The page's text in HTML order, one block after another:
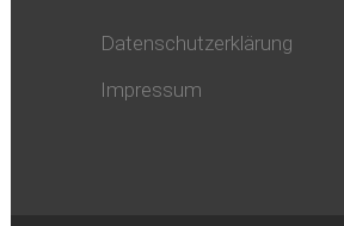
Datenschutzerklärung
Impressum